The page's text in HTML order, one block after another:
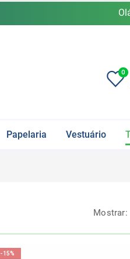
0
Papelaria Vestuário
Mostrar:
-15%